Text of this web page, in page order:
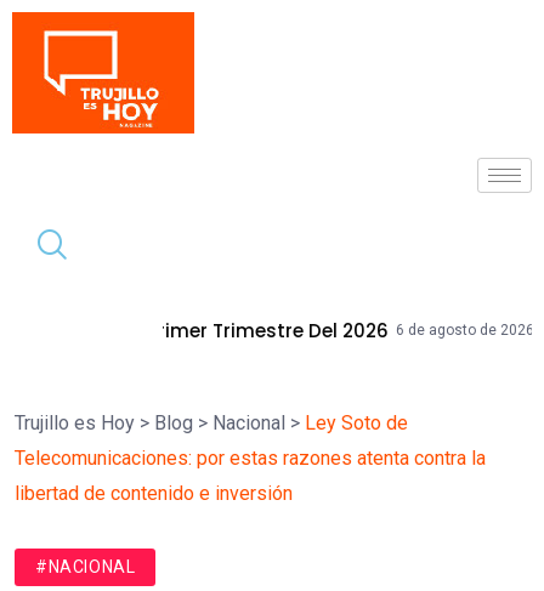
Trimestre Del 2026 6 de agosto de 2026 Mallplaza
Trujillo es Hoy > Blog > Nacional > Ley Soto de
Telecomunicaciones: por estas razones atenta contra la
libertad de contenido e inversión
#NACIONAL